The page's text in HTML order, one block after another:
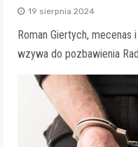
19 sierpnia 2024
Roman Giertych, mecenas
wzywa do pozbawienia